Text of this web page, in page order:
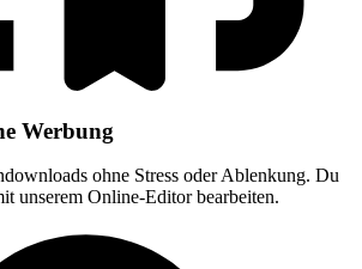
Werbung
ohne Stress oder Ablenkung. Du
unserem Online-Editor bearbeiten.